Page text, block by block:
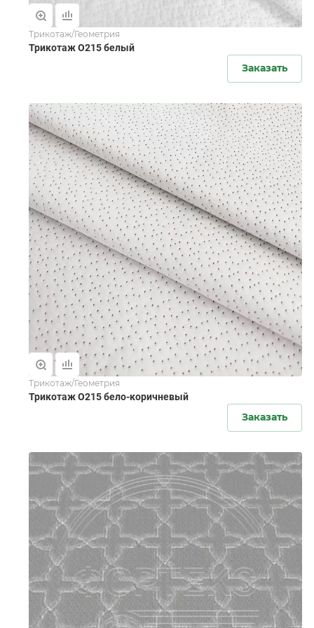
Трикотаж/Геометрия
Трикотаж O215 белый
Заказать
Трикотаж/Геометрия
Трикотаж O215 бело-коричневый
Заказать